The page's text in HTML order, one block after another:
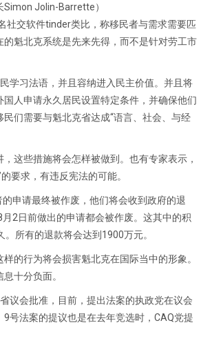
Simon Jolin-Barrette）
社交软件tinder类比，称移民者与需求需要匹
的魁北克系统是先来先得，而不是针对劳工市
学习法语，并且容纳进入民主价值。并且将
国人申请永久居民设置特定条件，并确保他们
们需要与魁北克省达成“语言、社会、与经
这些措施将会怎样被做到。也有专家表示，
要求，有违反宪法的可能。
申请最终被作废，他们将会收到政府的退
2日前做出的申请都会被作废。这其中的积
所有的退款将会达到1900万元。
的行为将会损害魁北克在国际当中的形象。
十分负面。
议会批准，目前，提出法案的执政党在议会
9号法案的提议也是在去年竞选时，CAQ党提